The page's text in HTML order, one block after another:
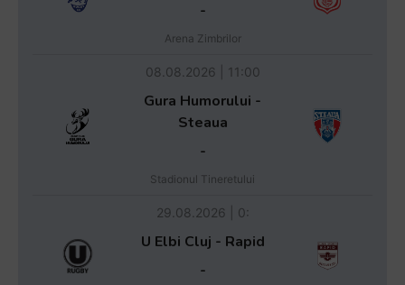
-
Arena Zimbrilor
08.08.2026 | 11:00
Gura Humorului -
Steaua
-
Stadionul Tineretului
29.08.2026 | 0:
U Elbi Cluj - Rapid
-